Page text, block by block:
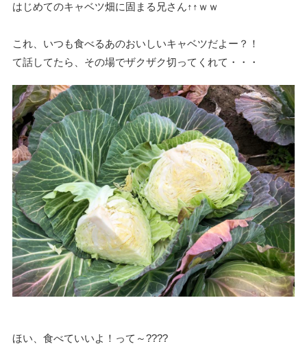
はじめてのキャベツ畑に固まる兄さん↑↑ｗｗ
これ、いつも食べるあのおいしいキャベツだよー？！
て話してたら、その場でザクザク切ってくれて・・・
ほい、食べていいよ！って～????